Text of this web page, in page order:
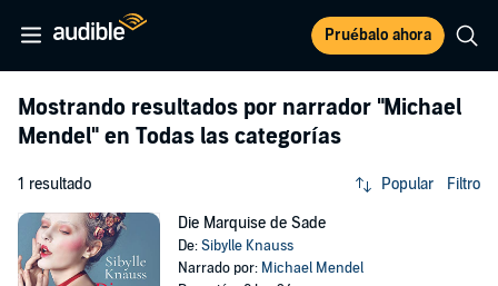
Pruébalo ahora
Mostrando resultados por narrador "Michael
Mendel" en Todas las categorías
1 resultado Popular Filtro
Die Marquise de Sade
De:Sibylle Knauss
Narrado por: Michael Mendel